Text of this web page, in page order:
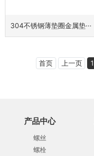
304不锈钢薄垫圈金属垫···
首页 上一页 1
产品中心
螺丝
螺栓